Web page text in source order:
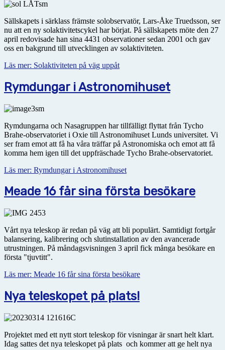
Sällskapets i särklass främste solobservatör, Lars-Åke Truedsson, ser
nu att en ny solaktivitetscykel har börjat. På sällskapets möte den 27
april redovisade han sina 4431 observationer sedan 2001 och gav
oss en bakgrund till utvecklingen av solaktiviteten.
Läs mer: Solaktiviteten på väg uppåt
Rymdungar i Astronomihuset
Rymdungarna och Nasagruppen har tillfälligt flyttat från Tycho
Brahe-observatoriet i Oxie till Astronomihuset Lunds universitet. Vi
ser fram emot att få ha våra träffar på Astronomiska och emot att få
komma hem igen till det uppfräschade Tycho Brahe-observatoriet.
Läs mer: Rymdungar i Astronomihuset
Meade 16 får sina första besökare
Vårt nya teleskop är redan på väg att bli populärt. Samtidigt fortgår
balansering, kalibrering och slutinstallation av den avancerade
utrustningen. På måndagsvisningen 3 april fick många besökare en
första "tjuvtitt".
Läs mer: Meade 16 får sina första besökare
Nya teleskopet på plats!
Projektet med ett nytt stort teleskop för visningar är snart helt klart.
Idag sattes det nya teleskopet på plats och kommer att ge helt nya